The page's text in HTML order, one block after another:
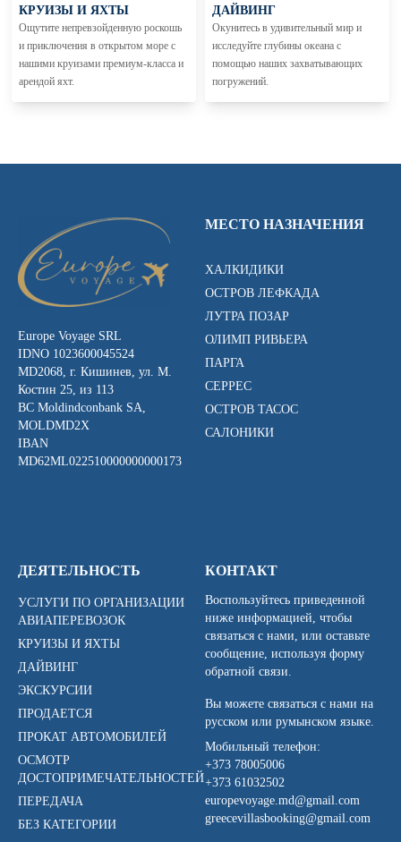
КРУИЗЫ И ЯХТЫ
Ощутите непревзойденную роскошь
и приключения в открытом море с
нашими круизами премиум-класса и
арендой яхт.
ДАЙВИНГ
Окунитесь в удивительный мир и
исследуйте глубины океана с
помощью наших захватывающих
погружений.
Europe Voyage SRL
IDNO 1023600045524
MD2068, г. Кишинев, ул. М.
Костин 25, из 113
BC Moldindconbank SA,
MOLDMD2X
IBAN
MD62ML022510000000000173
МЕСТО НАЗНАЧЕНИЯ
ХАЛКИДИКИ
ОСТРОВ ЛЕФКАДА
ЛУТРА ПОЗАР
ОЛИМП РИВЬЕРА
ПАРГА
СЕРРЕС
ОСТРОВ ТАСОС
САЛОНИКИ
ДЕЯТЕЛЬНОСТЬ
УСЛУГИ ПО ОРГАНИЗАЦИИ
АВИАПЕРЕВОЗОК
КРУИЗЫ И ЯХТЫ
ДАЙВИНГ
ЭКСКУРСИИ
ПРОДАЕТСЯ
ПРОКАТ АВТОМОБИЛЕЙ
ОСМОТР
ДОСТОПРИМЕЧАТЕЛЬНОСТЕЙ
ПЕРЕДАЧА
БЕЗ КАТЕГОРИИ
КОНТАКТ
Воспользуйтесь приведенной
ниже информацией, чтобы
связаться с нами, или оставьте
сообщение, используя форму
обратной связи.
Вы можете связаться с нами на
русском или румынском языке.
Мобильный телефон:
+373 78005006
+373 61032502
europevoyage.md@gmail.com
greecevillasbooking@gmail.com